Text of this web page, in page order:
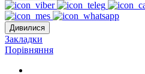
Дивилися
Закладки
Порівняння